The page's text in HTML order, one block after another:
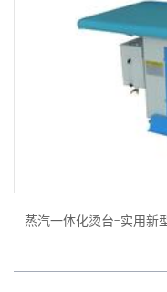
蒸汽一体化烫台-实用新